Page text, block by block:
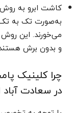
کاشت ابرو به
به‌صورت تک به تک
می‌خورند. این روش
و بدون برش
چرا کلینیک
در سعادت